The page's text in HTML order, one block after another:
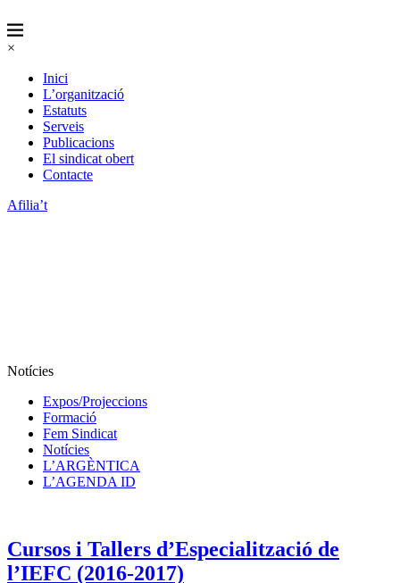
×
Inici
L’organització
Estatuts
Serveis
Publicacions
El sindicat obert
Contacte
Afilia’t
Notícies
Expos/Projeccions
Formació
Fem Sindicat
Notícies
L’ARGÈNTICA
L’AGENDA ID
Cursos i Tallers d’Especialització de
l’IEFC (2016-2017)